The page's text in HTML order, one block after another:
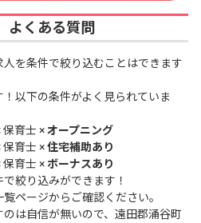
よくある質問
を条件で絞り込むことはできます
以下の条件がよく見られていま
保育士 ×オープニング
保育士 ×住宅補助あり
保育士 ×ボーナスあり
絞り込みができます！
覧ページからご確認ください。
のは自信が無いので、遠田郡涌谷町